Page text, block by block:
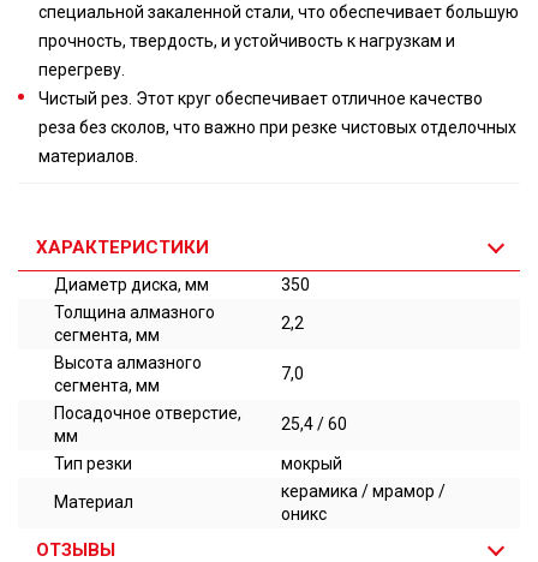
специальной закаленной стали, что обеспечивает большую
прочность, твердость, и устойчивость к нагрузкам и
перегреву.
Чистый рез. Этот круг обеспечивает отличное качество
реза без сколов, что важно при резке чистовых отделочных
материалов.
ХАРАКТЕРИСТИКИ
Диаметр диска, мм
350
Толщина алмазного
сегмента, мм
2,2
Высота алмазного
сегмента, мм
7,0
Посадочное отверстие,
мм
25,4 / 60
Тип резки
мокрый
Материал
керамика / мрамор /
оникс
ОТЗЫВЫ